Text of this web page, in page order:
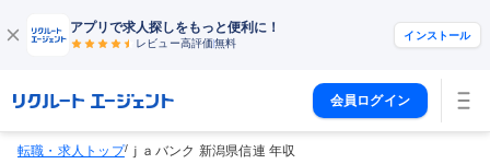
アプリで求人探しをもっと便利に！
レビュー高評価無料
インストール
会員ログイン
転職・求人トップ/ ｊａバンク 新潟県信連 年収